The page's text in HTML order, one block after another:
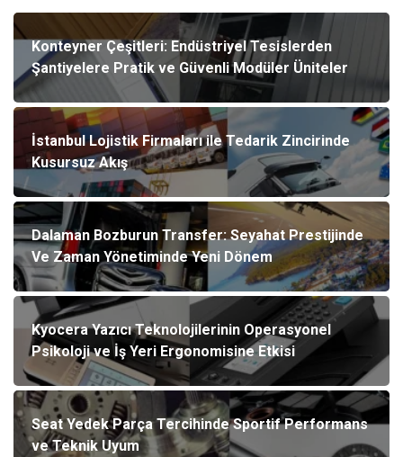
Konteyner Çeşitleri: Endüstriyel Tesislerden
Şantiyelere Pratik ve Güvenli Modüler Üniteler
İstanbul Lojistik Firmaları ile Tedarik Zincirinde
Kusursuz Akış
Dalaman Bozburun Transfer: Seyahat Prestijinde
Ve Zaman Yönetiminde Yeni Dönem
Kyocera Yazıcı Teknolojilerinin Operasyonel
Psikoloji ve İş Yeri Ergonomisine Etkisi
Seat Yedek Parça Tercihinde Sportif Performans
ve Teknik Uyum